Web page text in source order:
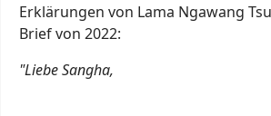
Erklärungen von Lama Ngawang
Brief von 2022:
"Liebe Sangha,